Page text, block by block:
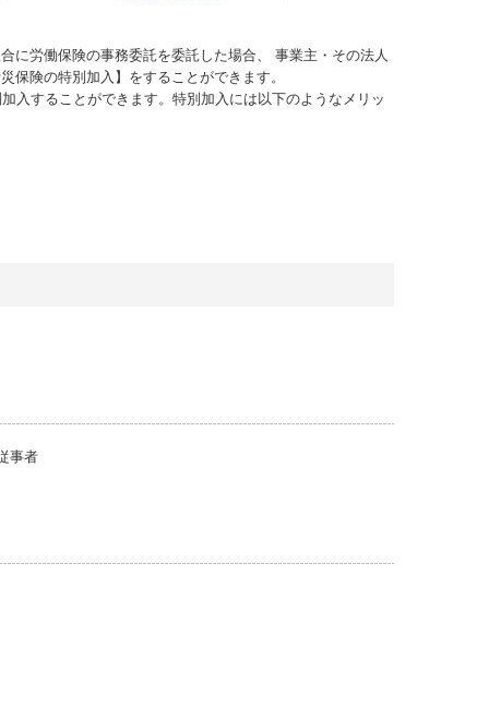
労働保険の事務委託を委託した場合、 事業主・その法人
保険の特別加入】をすることができます。
入することができます。特別加入には以下のようなメリッ
事者